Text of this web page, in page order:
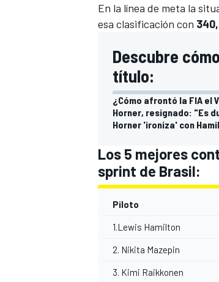
En la línea de meta la
esa clasificación con
Descubre
título:
¿Cómo afrontó la FIA el
Horner, resignado: "Es
Horner 'ironiza' con
Los 5 mejores
sprint de Brasil:
Piloto
1.Lewis Hamilton
2. Nikita Mazepin
3. Kimi Raikkonen